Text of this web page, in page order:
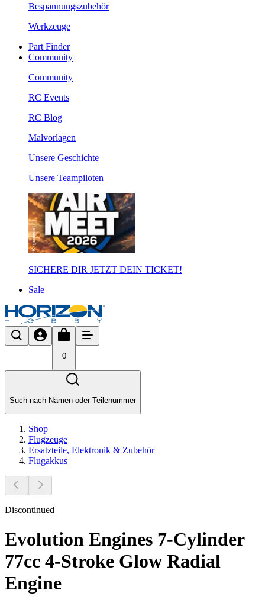
Bespannungszubehör
Werkzeuge
Part Finder
Community
Community
RC Events
RC Blog
Malvorlagen
Unsere Geschichte
Unsere Teampiloten
SICHERE DIR JETZT DEIN TICKET!
Sale
0
Such nach Namen oder Teilenummer
Shop
Flugzeuge
Ersatzteile, Elektronik & Zubehör
Flugakkus
Discontinued
Evolution Engines 7-Cylinder
77cc 4-Stroke Glow Radial
Engine